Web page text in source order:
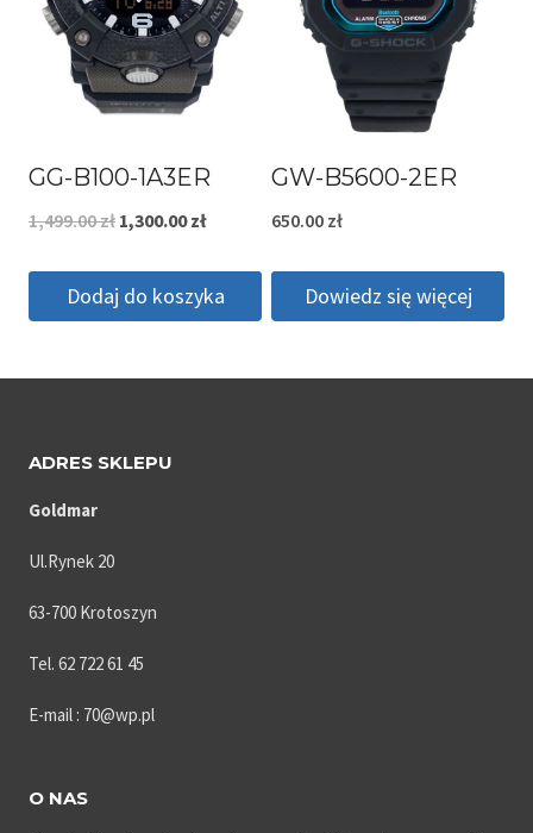
GG-B100-1A3ER
1,499.00zł Pierwotna
wynosiła:
1,300.00złAktualna
wynosi:
Dodaj do koszyka
GW-B5600-2ER
650.00 zł
Dowiedz się więcej
ADRES SKLEPU
Goldmar
Ul.Rynek 20
63-700 Krotoszyn
Tel. 62 722 61 45
E-mail : 70@wp.pl
O NAS